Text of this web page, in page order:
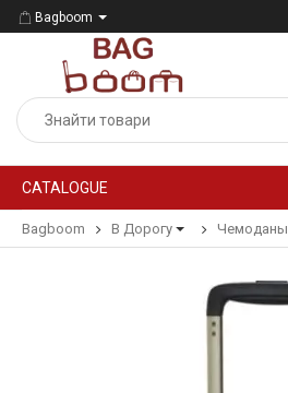
Bagboom
CATALOGUE
Bagboom В Дорогу Чемоданы